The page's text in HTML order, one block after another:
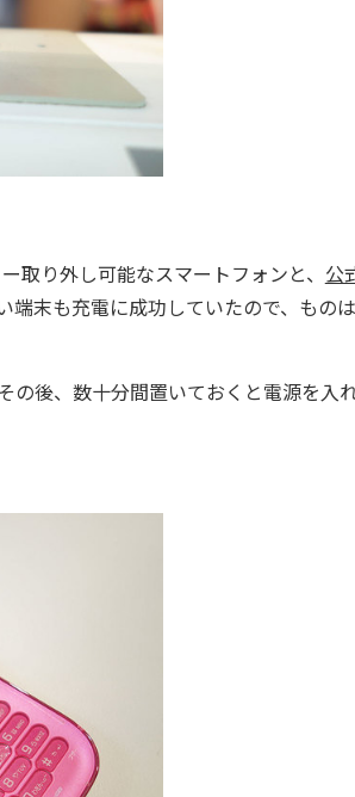
り外し可能なスマートフォンと、 公
端末も充電に成功していたので、もの
後、数十分間置いておくと電源を入